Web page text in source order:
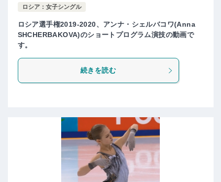
ロシア：女子シングル
ロシア選手権2019-2020、アンナ・シェルバコワ(Anna
SHCHERBAKOVA)のショートプログラム演技の動画で
す。
続きを読む